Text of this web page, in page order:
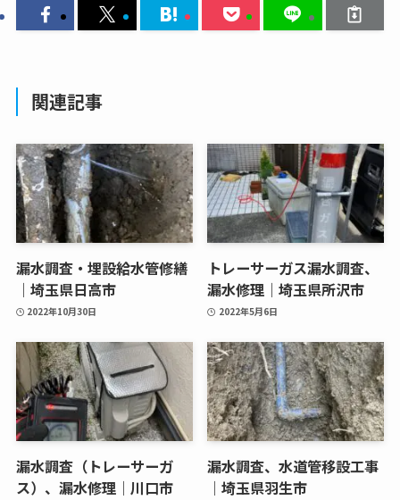
関連記事
漏水調査・埋設給水管修繕
｜埼玉県日高市
2022年10月30日
トレーサーガス漏水調査、
漏水修理｜埼玉県所沢市
2022年5月6日
漏水調査（トレーサーガ
ス）、漏水修理｜川口市
漏水調査、水道管移設工事
｜埼玉県羽生市